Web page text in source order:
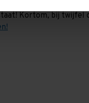
kunnen ook
Kortom, bij twijfel